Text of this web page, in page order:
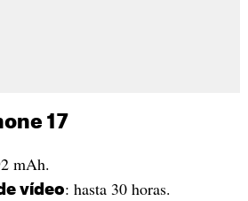
17
mAh.
vídeo: hasta 30 horas.